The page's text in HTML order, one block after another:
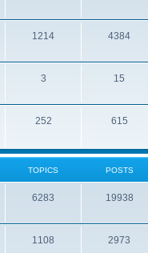
1214 4384
3 15
252 615
TOPICS POSTS
6283 19938
1108 2973